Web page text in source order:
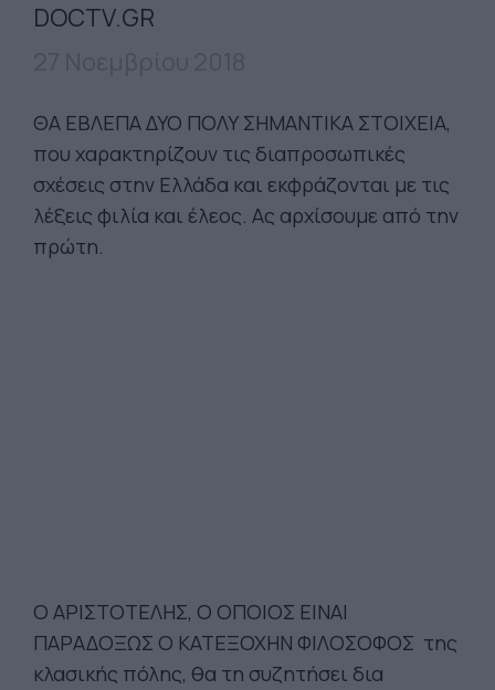
DOCTV.GR
ΘΑ ΕΒΛΕΠΑ ΔΥΟ ΠΟΛΥ ΣΗΜΑΝΤΙΚΑ ΣΤΟΙΧΕΙΑ,
που χαρακτηρίζουν τις διαπροσωπικές
σχέσεις στην Ελλάδα και εκφράζονται με τις
λέξεις φιλία και έλεος. Ας αρχίσουμε από την
πρώτη.
Ο ΑΡΙΣΤΟΤΕΛΗΣ, Ο ΟΠΟΙΟΣ ΕΙΝΑΙ
ΠΑΡΑΔΟΞΩΣ Ο ΚΑΤΕΞΟΧΗΝ ΦΙΛΟΣΟΦΟΣ της
κλασικής πόλης, θα τη συζητήσει δια